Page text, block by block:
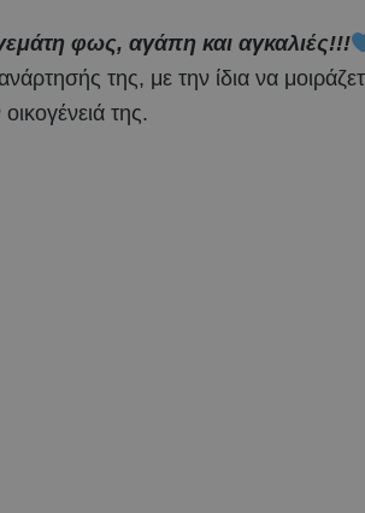
φως, αγάπη και αγκαλιές!!!
της, με την ίδια να
της.